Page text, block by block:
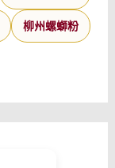
柳州螺螄粉